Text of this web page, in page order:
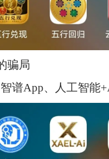
骗局
谱App、人工智能